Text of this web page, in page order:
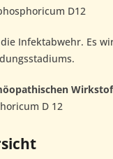
D12
Infektabwehr. Es
D 12